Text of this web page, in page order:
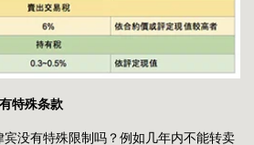
特殊条款
没有特殊限制吗？例如几年内不能转卖